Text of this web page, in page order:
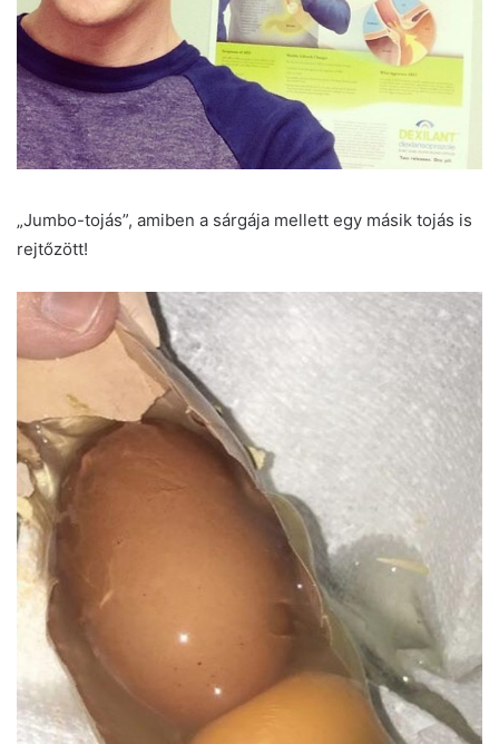
„Jumbo-tojás”, amiben a sárgája mellett egy másik tojás is
rejtőzött!